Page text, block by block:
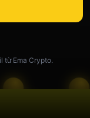
từ Ema Crypto.